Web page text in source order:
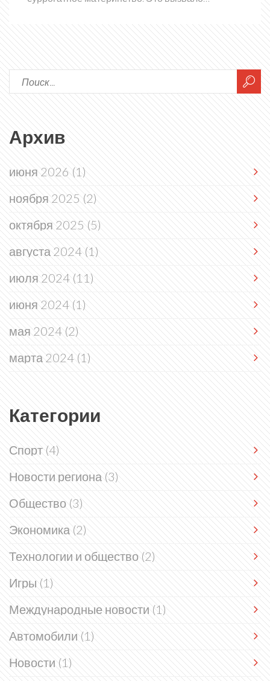
дебаты о моральности подобных решений и
ответственности за будущее детей.
Архив
июня 2026(1)
ноября 2025(2)
октября 2025(5)
августа 2024(1)
июля 2024(11)
июня 2024(1)
мая 2024(2)
марта 2024(1)
Категории
Спорт(4)
Новости региона(3)
Общество(3)
Экономика(2)
Технологии и общество(2)
Игры(1)
Международные новости(1)
Автомобили(1)
Новости(1)